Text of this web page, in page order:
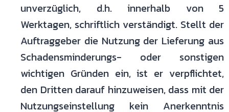
unverzüglich, d.h. innerhalb von 5
Werktagen, schriftlich verständigt. Stellt der
Auftraggeber die Nutzung der Lieferung aus
Schadensminderungs- oder sonstigen
wichtigen Gründen ein, ist er verpflichtet,
den Dritten darauf hinzuweisen, dass mit der
Nutzungseinstellung kein Anerkenntnis